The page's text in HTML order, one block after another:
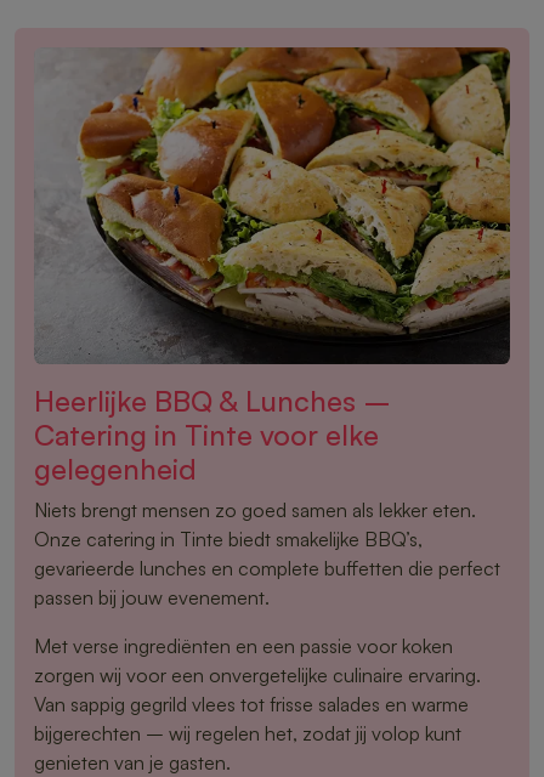
Heerlijke BBQ & Lunches –
Catering in Tinte voor elke
gelegenheid
Niets brengt mensen zo goed samen als lekker eten.
Onze catering in Tinte biedt smakelijke BBQ’s,
gevarieerde lunches en complete buffetten die perfect
passen bij jouw evenement.
Met verse ingrediënten en een passie voor koken
zorgen wij voor een onvergetelijke culinaire ervaring.
Van sappig gegrild vlees tot frisse salades en warme
bijgerechten – wij regelen het, zodat jij volop kunt
genieten van je gasten.